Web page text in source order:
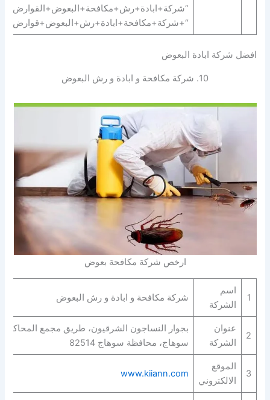
افضل شركة ابادة البعوض
10. شركة مكافحة و ابادة و رش البعوض
ارخص شركة مكافحة بعوض
1
اسم
الشركة
شركة مكافحة و ابادة و رش البعوض
2
عنوان
الشركة
بجوار النساجون الشرقيون، طريق مجمع
سوهاج، محافظة سوهاج 82514
3
الموقع
الالكتروني
www.kiiann.com